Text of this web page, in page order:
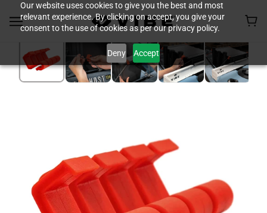
Our website uses cookies to give you the best and most
relevant experience. By clicking on accept, you give your
consent to the use of cookies as per our privacy policy.
Deny Accept